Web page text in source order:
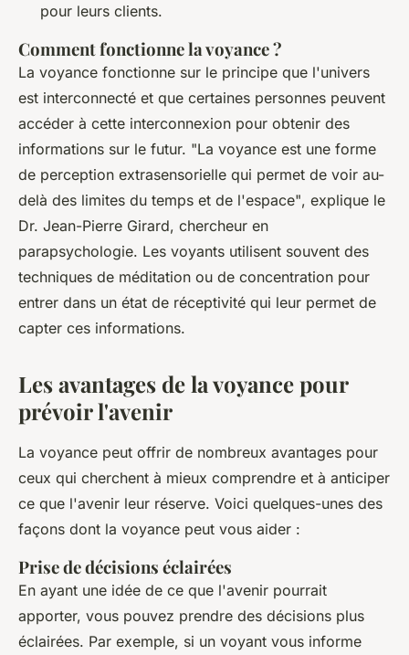
pour leurs clients.
Comment fonctionne la voyance ?
La voyance fonctionne sur le principe que l'univers
est interconnecté et que certaines personnes peuvent
accéder à cette interconnexion pour obtenir des
informations sur le futur. "La voyance est une forme
de perception extrasensorielle qui permet de voir au-
delà des limites du temps et de l'espace", explique le
Dr. Jean-Pierre Girard, chercheur en
parapsychologie. Les voyants utilisent souvent des
techniques de méditation ou de concentration pour
entrer dans un état de réceptivité qui leur permet de
capter ces informations.
Les avantages de la voyance pour
prévoir l'avenir
La voyance peut offrir de nombreux avantages pour
ceux qui cherchent à mieux comprendre et à anticiper
ce que l'avenir leur réserve. Voici quelques-unes des
façons dont la voyance peut vous aider :
Prise de décisions éclairées
En ayant une idée de ce que l'avenir pourrait
apporter, vous pouvez prendre des décisions plus
éclairées. Par exemple, si un voyant vous informe